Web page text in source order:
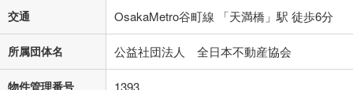
交通 OsakaMetro谷町線 「天満橋」駅 徒歩6分
所属団体名 公益社団法人 全日本不動産協会
物件管理番号